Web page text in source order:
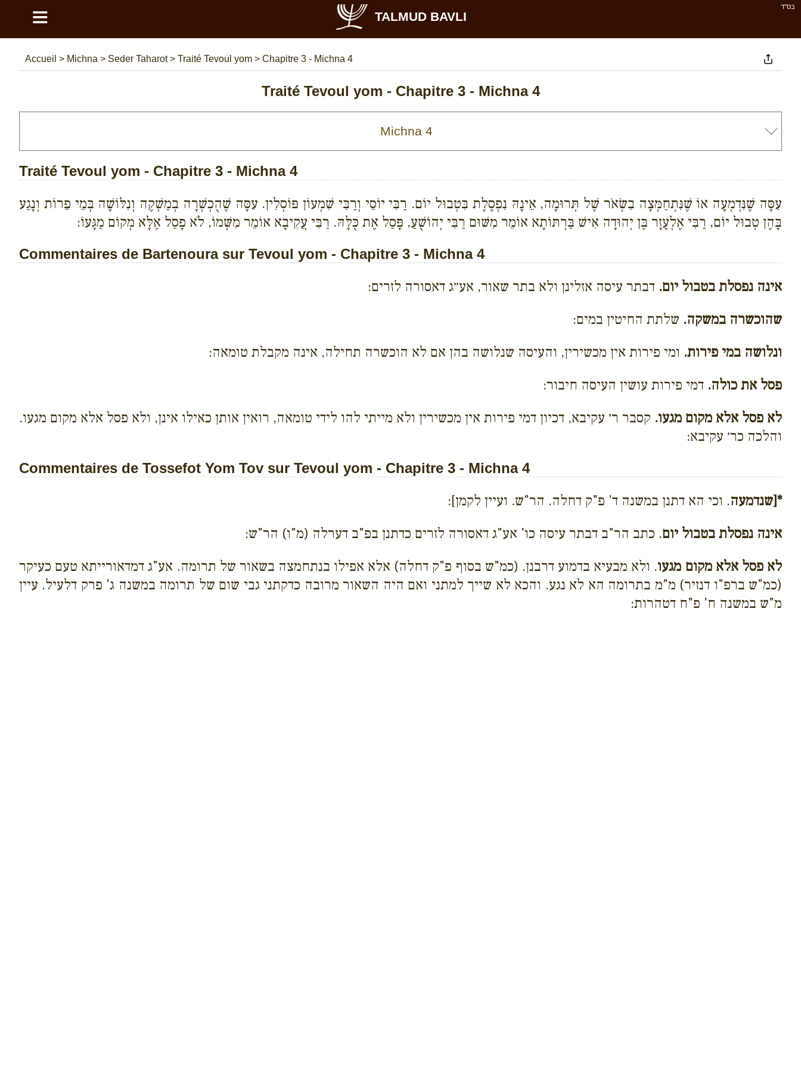
בס''ד ≡ TALMUD BAVLI
Accueil > Michna > Seder Taharot> Traité Tevoul yom > Chapitre 3 - Michna 4
Traité Tevoul yom - Chapitre 3 - Michna 4
Traité Tevoul yom - Chapitre 3 - Michna 4
עִסָּה שֶׁנִּדְמְעָה אוֹ שֶׁנִּתְחַמְּצָה בִשְׂאֹר שֶׁל תְּרוּמָה, אֵינָהּ נִפְסֶלֶת בִּטְבוּל יוֹם. רַבִּי יוֹסֵי וְרַבִּי שִׁמְעוֹן פּוֹסְלִין. עִסָּה שֶׁהֻכְשְׁרָה בְמַשְׁקֶה וְנִלּוֹשָׁה בְּמֵי פֵרוֹת וְנָגַע
בָּהֶן טְבוּל יוֹם, רַבִּי אֶלְעָזָר בֶּן יְהוּדָה אִישׁ בַּרְתּוֹתָא אוֹמֵר מִשּׁוּם רַבִּי יְהוֹשֻׁעַ, פָּסַל אֶת כֻּלָּהּ. רַבִּי עֲקִיבָא אוֹמֵר מִשְּׁמוֹ, לֹא פָסַל אֶלָּא מְקוֹם מַגָּעוֹ:
Commentaires de Bartenoura sur Tevoul yom - Chapitre 3 - Michna 4
אינה נפסלת בטבול יום. דבתר עיסה אזלינן ולא בתר שאור, אע״ג דאסורה לזרים:
שהוכשרה במשקה. שלתת החיטין במים:
ונלושה במי פירות. ומי פירות אין מכשירין, והעיסה שנלושה בהן אם לא הוכשרה תחילה, אינה מקבלת טומאה:
פסל את כולה. דמי פירות עושין העיסה חיבור:
לא פסל אלא מקום מגעו. קסבר ר׳ עקיבא, דכיון דמי פירות אין מכשירין ולא מייתי להו לידי טומאה, רואין אותן כאילו אינן, ולא פסל אלא מקום מגעו.
והלכה כר׳ עקיבא:
Commentaires de Tossefot Yom Tov sur Tevoul yom - Chapitre 3 - Michna 4
*[שנדמעה. וכי הא דתנן במשנה ד' פ"ק דחלה. הר"ש. ועיין לקמן]:
אינה נפסלת בטבול יום. כתב הר"ב דבתר עיסה כו' אע"ג דאסורה לזרים כדתנן בפ"ב דערלה (מ"ו) הר"ש:
לא פסל אלא מקום מגעו. ולא מבעיא בדמוע דרבנן. (כמ"ש בסוף פ"ק דחלה) אלא אפילו בנתחמצה בשאור של תרומה. אע"ג דמדאורייתא טעם כעיקר
(כמ"ש ברפ"ו דנזיר) מ"מ בתרומה הא לא נגע. והכא לא שייך למתני ואם היה השאור מרובה כדקתני גבי שום של תרומה במשנה ג' פרק דלעיל. עיין
מ"ש במשנה ח' פ"ח דטהרות: